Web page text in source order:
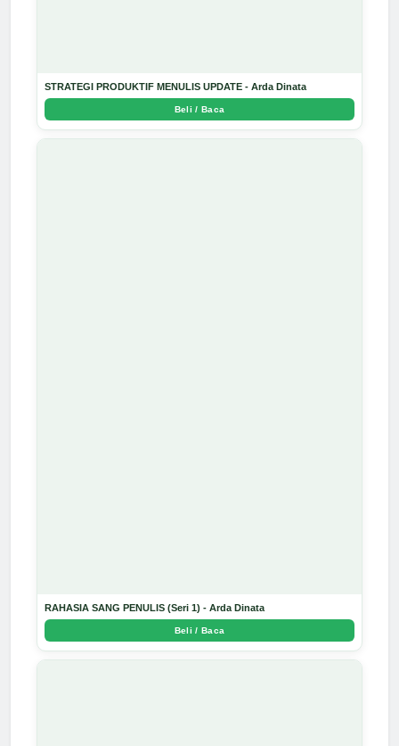
STRATEGI PRODUKTIF MENULIS UPDATE - Arda Dinata
Beli / Baca
RAHASIA SANG PENULIS (Seri 1) - Arda Dinata
Beli / Baca